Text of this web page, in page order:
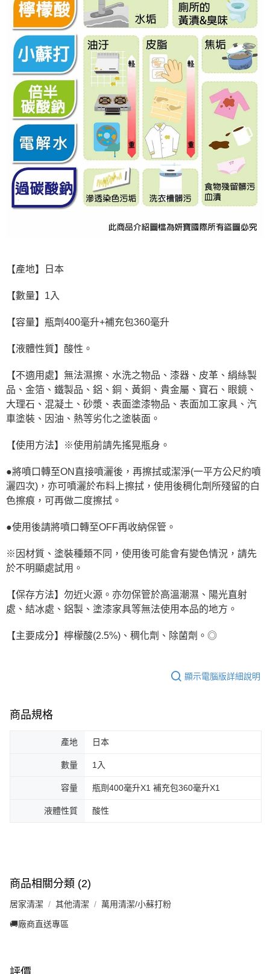
【產地】日本
【數量】1入
【容量】瓶劑400毫升+補充包360毫升
【液體性質】酸性。
【不適用處】無法濕擦、水洗之物品、漆器、皮革、絹絲製
品、金箔、鐵製品、鋁、銅、黃銅、貴金屬、寶石、眼鏡、
大理石、混凝土、砂漿、表面塗漆物品、表面加工家具、汽
車塗裝、因油、熱等劣化之塗裝面。
【使用方法】※使用前請先搖晃瓶身。
●將噴口轉至ON直接噴灑後，再擦拭或潔淨(一平方公尺約噴
灑四次)，亦可噴灑於布料上擦拭，使用後稠化劑所殘留的白
色擦痕，可再做二度擦拭。
●使用後請將噴口轉至OFF再收納保管。
※因材質、塗裝種類不同，使用後可能會有變色情況，請先
於不明顯處試用。
【保存方法】勿近火源。亦勿保管於高溫潮濕、陽光直射
處、結冰處、鋁製、塗漆家具等無法使用本品的地方。
【主要成分】檸檬酸(2.5%)、稠化劑、除菌劑。◎
顯示電腦版詳細說明
商品規格
產地 日本
數量 1入
容量 瓶劑400毫升X1 補充包360毫升X1
液體性質 酸性
商品相關分類 (2)
居家清潔 其他清潔 萬用清潔/小蘇打粉
🚚廠商直送專區